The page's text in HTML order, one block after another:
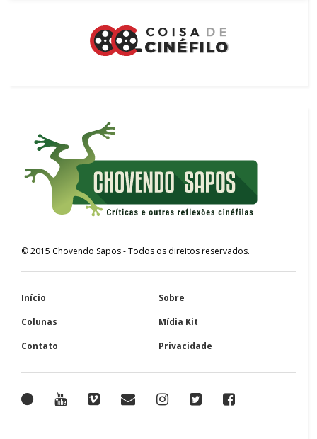
©2015 Chovendo Sapos- Todos os direitos reservados.
Início
Sobre
Colunas
Mídia Kit
Contato
Privacidade